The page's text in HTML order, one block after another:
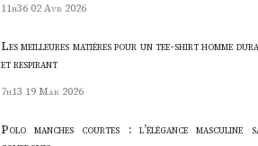
11h36 02 Avr 2026
Les meilleures matières pour un tee-shirt homme
et respirant
7h13 19 Mar 2026
Polo manches courtes : l’élégance masculine